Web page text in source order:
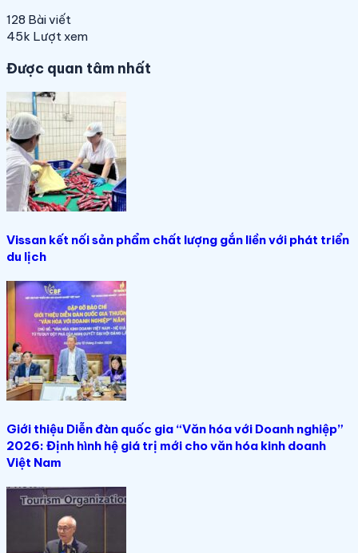
128 Bài viết
45k Lượt xem
Được quan tâm nhất
Vissan kết nối sản phẩm chất lượng gắn liền với phát triển
du lịch
Giới thiệu Diễn đàn quốc gia “Văn hóa với Doanh nghiệp”
2026: Định hình hệ giá trị mới cho văn hóa kinh doanh
Việt Nam